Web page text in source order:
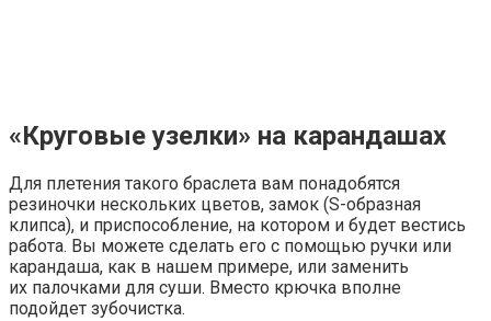
«Круговые узелки» на карандашах
Для плетения такого браслета вам понадобятся
резиночки нескольких цветов, замок (S-образная
клипса), и приспособление, на котором и будет вестись
работа. Вы можете сделать его с помощью ручки или
карандаша, как в нашем примере, или заменить
их палочками для суши. Вместо крючка вполне
подойдет зубочистка.